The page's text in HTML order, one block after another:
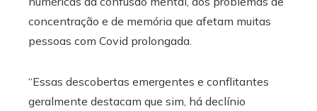
concentração e de memória que afetam muitas
pessoas com Covid prolongada.
“Essas descobertas emergentes e conflitantes
geralmente destacam que sim, há declínio